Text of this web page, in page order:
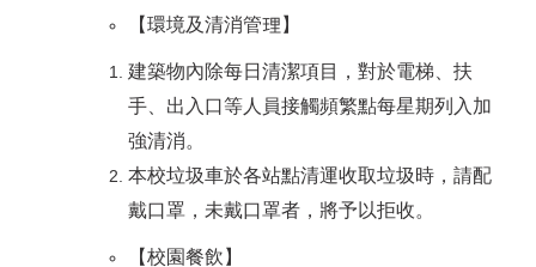
【環境及清消管理】
建築物內除每日清潔項目，對於電梯、扶
手、出入口等人員接觸頻繁點每星期列入加
強清消。
本校垃圾車於各站點清運收取垃圾時，請配
戴口罩，未戴口罩者，將予以拒收。
【校園餐飲】